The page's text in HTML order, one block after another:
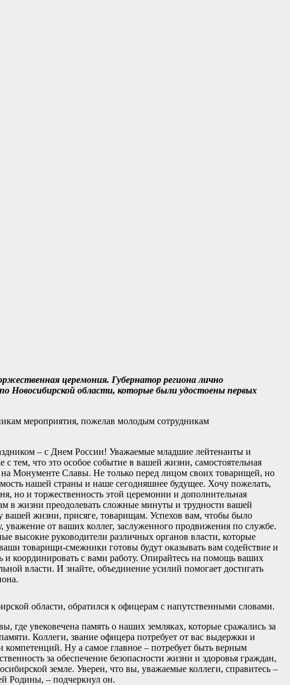
церемония. Губернатор региона лично
Новосибирской области, которые были удостоены первых
мероприятия, пожелав молодым сотрудникам
– с Днем России! Уважаемые младшие лейтенанты и
тем, что это особое событие в вашей жизни, самостоятельная
Монументе Славы. Не только перед лицом своих товарищей, но
нашей страны и наше сегодняшнее будущее. Хочу пожелать,
но и торжественность этой церемонии и дополнительная
в жизни преодолевать сложные минуты и трудности вашей
вашей жизни, присяге, товарищам. Успехов вам, чтобы было
уважение от ваших коллег, заслуженного продвижения по службе.
высокие руководители различных органов власти, которые
товарищи-смежники готовы будут оказывать вам содействие и
координировать с вами работу. Опирайтесь на помощь ваших
власти. И знайте, объединение усилий помогает достигать
области, обратился к офицерам с напутственными словами.
где увековечена память о наших земляках, которые сражались за
Коллеги, звание офицера потребует от вас выдержки и
компетенций. Ну а самое главное – потребует быть верным
за обеспечение безопасности жизни и здоровья граждан,
земле. Уверен, что вы, уважаемые коллеги, справитесь –
Родины, – подчеркнул он.